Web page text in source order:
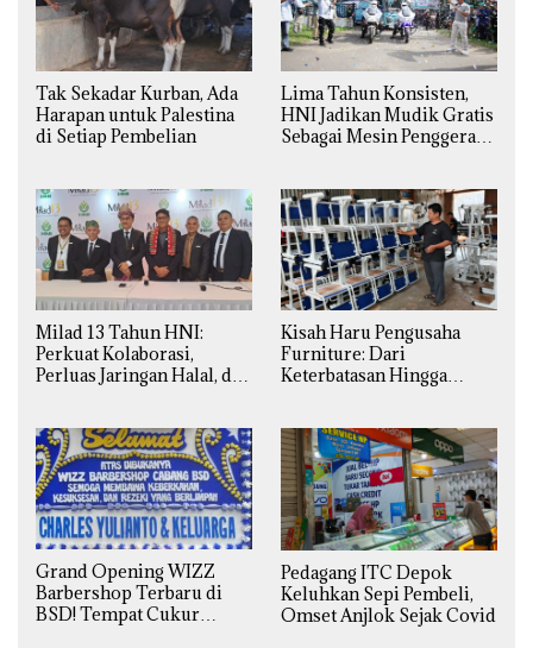
Tak Sekadar Kurban, Ada
Harapan untuk Palestina
di Setiap Pembelian
Lima Tahun Konsisten,
HNI Jadikan Mudik Gratis
Sebagai Mesin Penggerak
Milad 13 Tahun HNI:
Perkuat Kolaborasi,
Perluas Jaringan Halal, dan
Kisah Haru Pengusaha
Furniture: Dari
Keterbatasan Hingga
Grand Opening WIZZ
Barbershop Terbaru di
BSD! Tempat Cukur
Pedagang ITC Depok
Keluhkan Sepi Pembeli,
Omset Anjlok Sejak Covid